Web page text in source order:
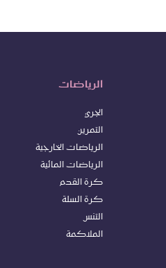
الرياضات
الجري
التمرين
الرياضات الخارجية
الرياضات المائية
كرة القدم
كرة السلة
التنس
الملاكمة